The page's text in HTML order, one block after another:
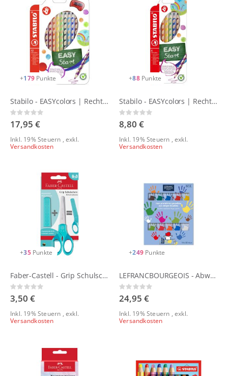
+179 Punkte
Stabilo - EASYcolors | RechtshänderInnen - 12er Etui
Rating:
0%
17,95 €
Inkl. 19% Steuern ,exkl.
Versandkosten
+88 Punkte
Stabilo - EASYcolors | RechtshänderInnen - 6er Etui
Rating:
0%
8,80 €
Inkl. 19% Steuern ,exkl.
Versandkosten
+35 Punkte
Faber-Castell - Grip Schulschere
Rating:
0%
3,50 €
Inkl. 19% Steuern ,exkl.
Versandkosten
+249 Punkte
LEFRANCBOURGEOIS - Abwaschbare Fingerfarbe 12er Set
Rating:
0%
24,95 €
Inkl. 19% Steuern ,exkl.
Versandkosten